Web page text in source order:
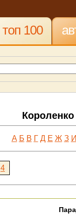
топ 100
А Б В Г Д Е Ж З И
4